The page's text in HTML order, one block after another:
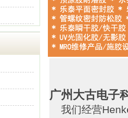
广州大古电子
我们经营